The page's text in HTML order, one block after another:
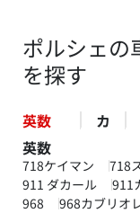
ポルシェの
を探す
英数 カ
英数
718ケイマン 718
911 ダカール
911
968
968カブリオ